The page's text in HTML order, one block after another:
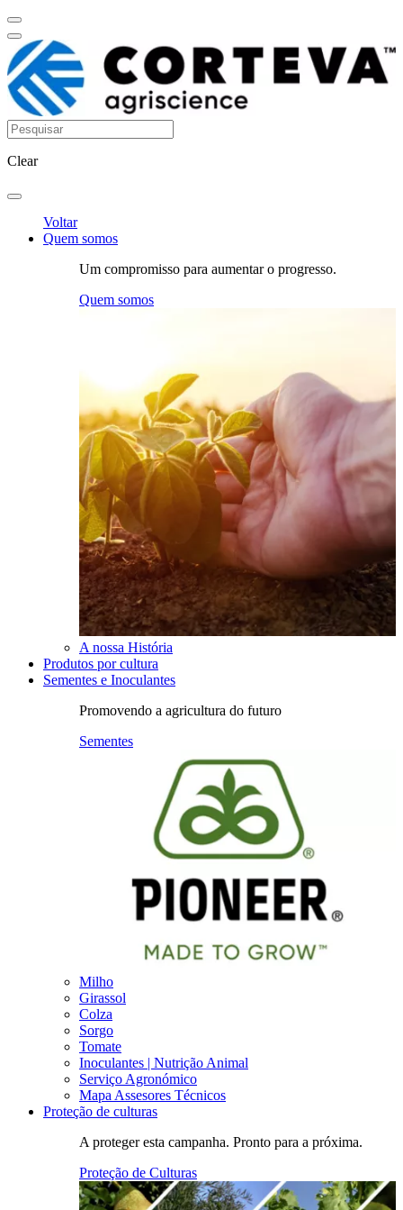
Clear
Voltar
Quem somos
Um compromisso para aumentar o progresso.
Quem somos
A nossa História
Produtos por cultura
Sementes e Inoculantes
Promovendo a agricultura do futuro
Sementes
Milho
Girassol
Colza
Sorgo
Tomate
Inoculantes | Nutrição Animal
Serviço Agronómico
Mapa Assesores Técnicos
Proteção de culturas
A proteger esta campanha. Pronto para a próxima.
Proteção de Culturas